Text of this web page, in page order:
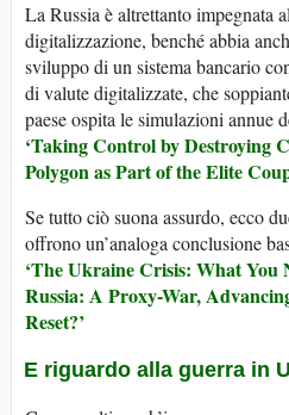
La Russia è altrettanto impegnata
digitalizzazione, benché abbia
sviluppo di un sistema bancario
di valute digitalizzate, che
paese ospita le simulazioni annue
‘Taking Control by Destroying
Polygon as Part of the Elite
Se tutto ciò suona assurdo, ecco
offrono un’analoga conclusione
‘The Ukraine Crisis: What You
Russia: A Proxy-War,
Reset?’
E riguardo alla guerra in